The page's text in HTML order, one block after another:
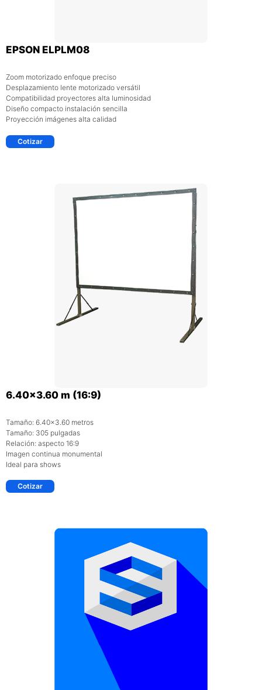
EPSON ELPLM08
Zoom motorizado enfoque preciso
Desplazamiento lente motorizado versátil
Compatibilidad proyectores alta luminosidad
Diseño compacto instalación sencilla
Proyección imágenes alta calidad
Cotizar
6.40×3.60 m (16:9)
Tamaño: 6.40×3.60 metros
Tamaño: 305 pulgadas
Relación: aspecto 16:9
Imagen continua monumental
Ideal para shows
Cotizar